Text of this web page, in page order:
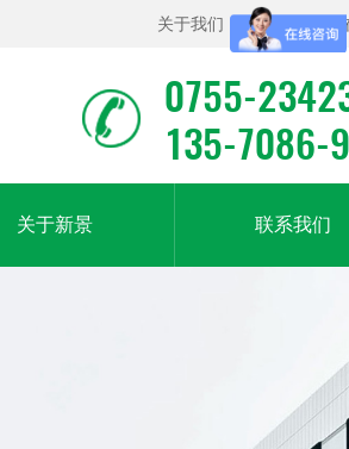
关于我们 | 联系我们 |
0755-
135-7086-
关于新景 联系我们